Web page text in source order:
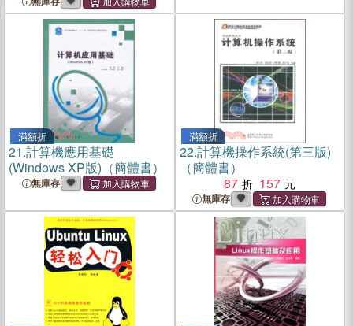
滿額折
21.計算機應用基礎
(Windows XP版)（簡體書）
無庫存
滿額折
22.計算機操作系統(第三版)
（簡體書）
87
157
無庫存